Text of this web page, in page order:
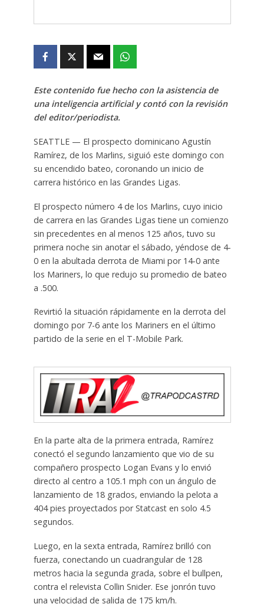
Este contenido fue hecho con la asistencia de
una inteligencia artificial y contó con la revisión
del editor/periodista.
SEATTLE — El prospecto dominicano Agustín
Ramírez, de los Marlins, siguió este domingo con
su encendido bateo, coronando un inicio de
carrera histórico en las Grandes Ligas.
El prospecto número 4 de los Marlins, cuyo inicio
de carrera en las Grandes Ligas tiene un comienzo
sin precedentes en al menos 125 años, tuvo su
primera noche sin anotar el sábado, yéndose de 4-
0 en la abultada derrota de Miami por 14-0 ante
los Mariners, lo que redujo su promedio de bateo
a .500.
Revirtió la situación rápidamente en la derrota del
domingo por 7-6 ante los Mariners en el último
partido de la serie en el T-Mobile Park.
En la parte alta de la primera entrada, Ramírez
conectó el segundo lanzamiento que vio de su
compañero prospecto Logan Evans y lo envió
directo al centro a 105.1 mph con un ángulo de
lanzamiento de 18 grados, enviando la pelota a
404 pies proyectados por Statcast en solo 4.5
segundos.
Luego, en la sexta entrada, Ramírez brilló con
fuerza, conectando un cuadrangular de 128
metros hacia la segunda grada, sobre el bullpen,
contra el relevista Collin Snider. Ese jonrón tuvo
una velocidad de salida de 175 km/h.